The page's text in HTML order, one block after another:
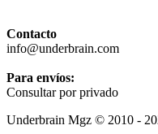
Contacto
info@underbrain.com
Para envíos:
Consultar por privado
Underbrain Mgz © 2010 -